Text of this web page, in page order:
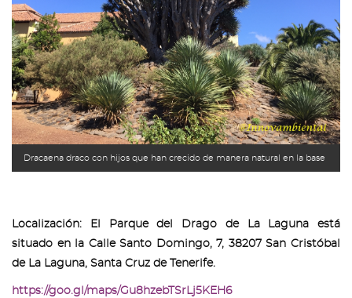
Dracaena draco con hijos que han crecido de manera natural en la base
Localización: El Parque del Drago de La Laguna está
situado en la Calle Santo Domingo, 7, 38207 San Cristóbal
de La Laguna, Santa Cruz de Tenerife.
https://goo.gl/maps/Gu8hzebTSrLj5KEH6